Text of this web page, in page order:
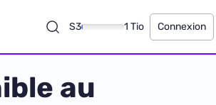
S3 1 Tio Connexion
au